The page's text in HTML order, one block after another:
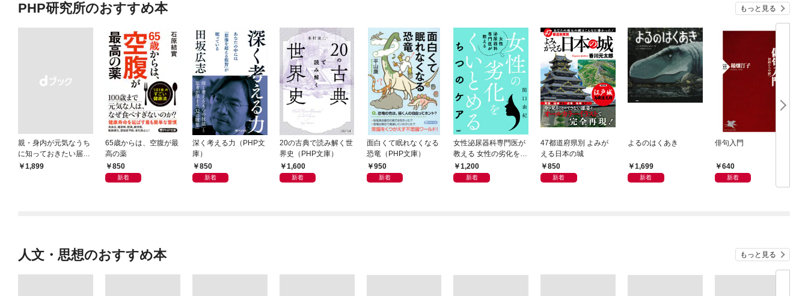
PHP研究所のおすすめ本 もっと見る
親・身内が元気なうち
に知っておきたい届
出・手続きの準備（き
￥1,899
65歳からは、空腹が最
高の薬
850
新着
深く考える力（PHP文
庫）
850
新着
20の古典で読み解く世
界史（PHP文庫）
1,600
新着
面白くて眠れなくなる
恐竜（PHP文庫）
950
新着
女性泌尿器科専門医が
教える 女性の劣化をく
いとめる ちつのケア
1,200
新着
47都道府県別 よみが
える日本の城
850
新着
よるのはくあき
1,699
新着
俳句入門
640
新着
人文・思想のおすすめ本 もっと見る